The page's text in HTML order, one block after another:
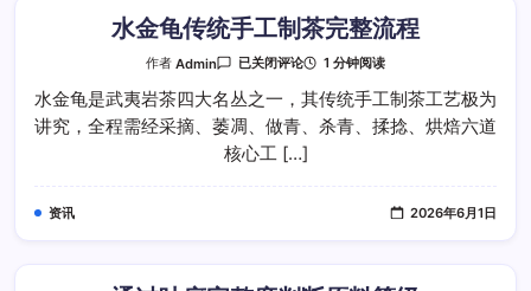
水金龟传统手工制茶完整流程
作者Admin
水
龟
传
统
手
工
已关闭评论 1 分钟阅读
水金龟是武夷岩茶四大名丛之一，其传统手工制茶工艺极为
讲究，全程需经采摘、萎凋、做青、杀青、揉捻、烘焙六道
核心工 […]
资讯 2026年6月1日